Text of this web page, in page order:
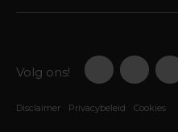
Volg ons!
Disclaimer Privacybeleid Cookies